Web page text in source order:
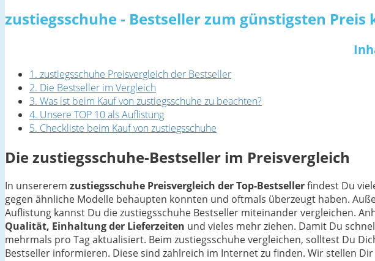
zustiegsschuhe - Bestseller zum günstigsten Preis
1. zustiegsschuhe Preisvergleich der Bestseller
2. Die Bestseller im Vergleich
3. Was ist beim Kauf von zustiegsschuhe zu beachten?
4. Unsere TOP 10 als Auflistung
5. Checkliste beim Kauf von zustiegsschuhe
Die zustiegsschuhe-Bestseller im Preisvergleich
In unsererem zustiegsschuhe Preisvergleich der Top-Bestsellerfindest Du
gegen ähnliche Modelle behaupten konnten und oftmals überzeugt haben.
Auflistung kannst Du die zustiegsschuhe Bestseller miteinander vergleichen.
Qualität, Einhaltung der Lieferzeiten und vieles mehr ziehen. Damit Du
mehrmals pro Tag aktualisiert. Beim zustiegsschuhe vergleichen, solltest Du
Bestseller informieren. Diese sind zahlreich im Internet zu finden. Wir stellen